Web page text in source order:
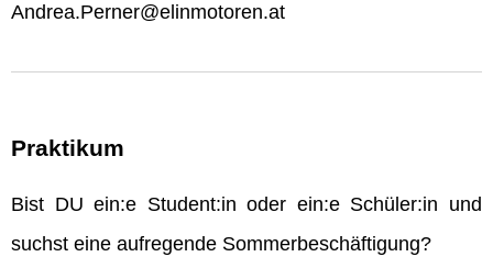
Andrea.Perner@elinmotoren.at
Praktikum
Bist DU ein:e Student:in oder ein:e Schüler:in und
suchst eine aufregende Sommerbeschäftigung?